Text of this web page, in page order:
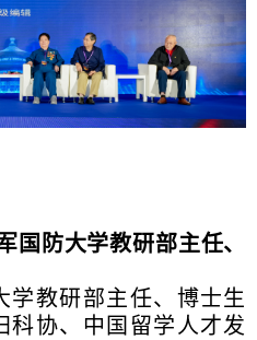
防大学教研部主任、
学教研部主任、博士生
科协、中国留学人才发